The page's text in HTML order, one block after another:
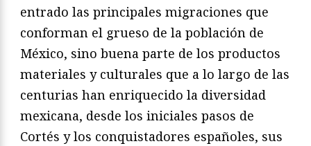
entrado las principales migraciones que
conforman el grueso de la población de
México, sino buena parte de los productos
materiales y culturales que a lo largo de las
centurias han enriquecido la diversidad
mexicana, desde los iniciales pasos de
Cortés y los conquistadores españoles, sus